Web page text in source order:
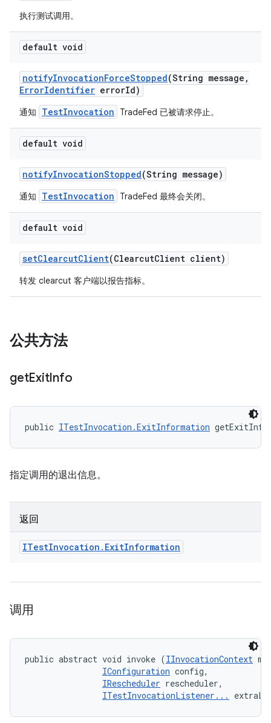
执行测试调用。
default void
notifyInvocationForceStopped(String message ,
ErrorIdentifier errorId)
通知 TestInvocation TradeFed 已被请求停止。
default void
notifyInvocationStopped(String message)
通知 TestInvocation TradeFed 最终会关闭。
default void
setClearcutClient(ClearcutClient client)
转发 clearcut 客户端以报告指标。
公共方法
getExitInfo
public ITestInvocation.ExitInformation
指定调用的退出信息。
返回
ITestInvocation . ExitInformation
调用
public abstract void invoke (IInvocationContext
IConfiguration config,
IRescheduler rescheduler,
ITestInvocationListener...